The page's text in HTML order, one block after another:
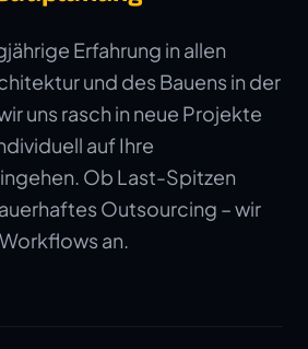
Erfahrung in allen
und des Bauens in der
uns rasch in neue Projekte
auf Ihre
Ob Last-Spitzen
Outsourcing – wir
an.